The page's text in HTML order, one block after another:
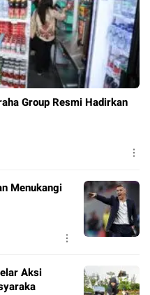
Group Resmi Hadirkan
Menukangi
Aksi